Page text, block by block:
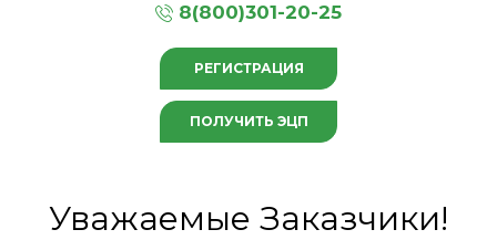
8(800)301-20-25
РЕГИСТРАЦИЯ
ПОЛУЧИТЬ ЭЦП
Уважаемые Заказчики!